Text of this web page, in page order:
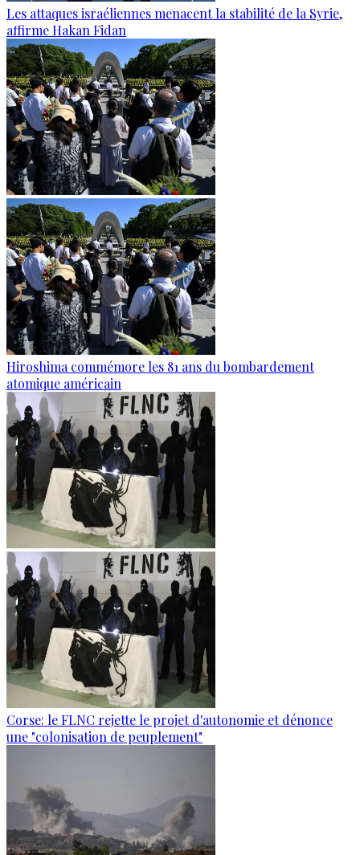
Les attaques israéliennes menacent la stabilité de la Syrie,
affirme Hakan Fidan
Hiroshima commémore les 81 ans du bombardement
atomique américain
Corse: le FLNC rejette le projet d'autonomie et dénonce
une "colonisation de peuplement"